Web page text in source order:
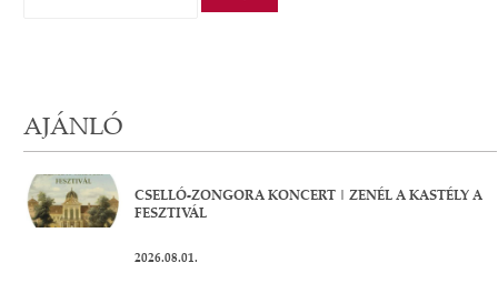
AJÁNLÓ
CSELLÓ-ZONGORA KONCERT | ZENÉL A KASTÉLY A
FESZTIVÁL
2026.08.01.